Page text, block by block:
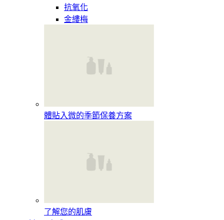
抗氧化
金縷梅
體貼入微的季節保養方案
了解您的肌膚